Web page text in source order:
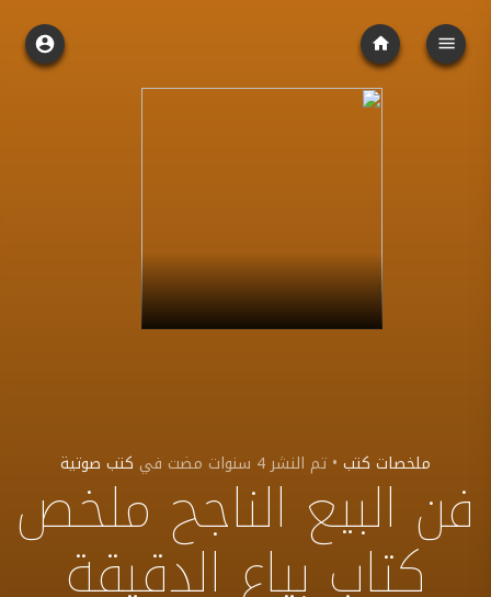
ملخصات كتب • تم النشر4 سنوات مضت في كتب صوتية
فن البيع الناجح ملخص
كتاب بياع الدقيقة